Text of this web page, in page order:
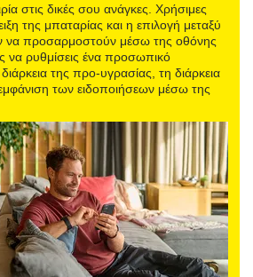
στις δικές σου ανάγκες. Χρήσιμες
της μπαταρίας και η επιλογή μεταξύ
προσαρμοστούν μέσω της οθόνης
να ρυθμίσεις ένα προσωπικό
της προ-υγρασίας, τη διάρκεια
των ειδοποιήσεων μέσω της